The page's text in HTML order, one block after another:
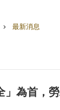
最新消息
」為首，